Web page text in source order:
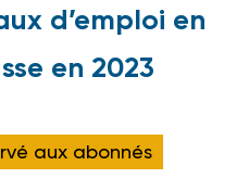
d’emploi en
en 2023
aux abonnés